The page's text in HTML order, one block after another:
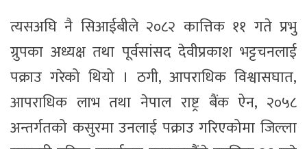
त्यसअघि नै सिआईबीले २०८२ कात्तिक ११ गते प्रभु
ग्रुपका अध्यक्ष तथा पूर्वसांसद देवीप्रकाश भट्टचनलाई
पक्राउ गरेको थियो । ठगी, आपराधिक विश्वासघात,
आपराधिक लाभ तथा नेपाल राष्ट्र बैंक ऐन, २०५८
अन्तर्गतको कसुरमा उनलाई पक्राउ गरिएकोमा जिल्ला